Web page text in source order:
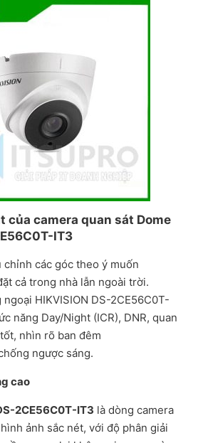
của camera quan sát Dome
IT3
chỉnh các góc theo ý muốn
cả trong nhà lẫn ngoài trời.
ngoại HIKVISION DS-2CE56C0T-
năng Day/Night (ICR), DNR, quan
nhìn rõ ban đêm
ngược sáng.
cao
2CE56C0T-IT3 là dòng camera
ảnh sắc nét, với độ phân giải